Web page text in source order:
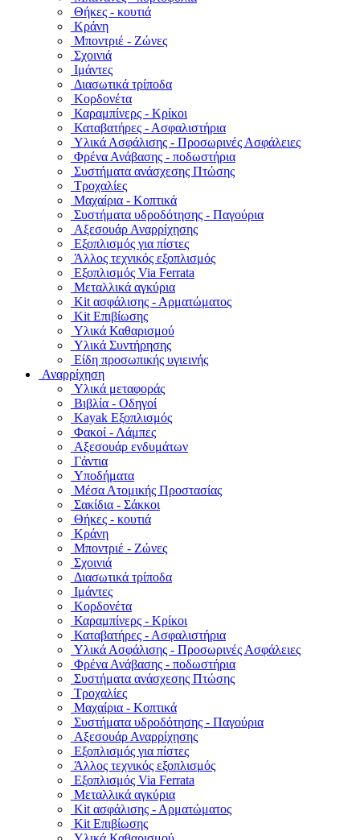
Θήκες - κουτιά
Κράνη
Μποντριέ - Ζώνες
Σχοινιά
Ιμάντες
Διασωτικά τρίποδα
Κορδονέτα
Καραμπίνερς - Κρίκοι
Καταβατήρες - Ασφαλιστήρια
Υλικά Ασφάλισης - Προσωρινές Ασφάλειες
Φρένα Ανάβασης - ποδωστήρια
Συστήματα ανάσχεσης Πτώσης
Τροχαλίες
Μαχαίρια - Κοπτικά
Συστήματα υδροδότησης - Παγούρια
Αξεσουάρ Αναρρίχησης
Εξοπλισμός για πίστες
Άλλος τεχνικός εξοπλισμός
Εξοπλισμός Via Ferrata
Μεταλλικά αγκύρια
Kit ασφάλισης - Αρματώματος
Kit Επιβίωσης
Υλικά Καθαρισμού
Υλικά Συντήρησης
Είδη προσωπικής υγιεινής
Αναρρίχηση
Υλικά μεταφοράς
Βιβλία - Οδηγοί
Kayak Εξοπλισμός
Φακοί - Λάμπες
Αξεσουάρ ενδυμάτων
Γάντια
Υποδήματα
Μέσα Ατομικής Προστασίας
Σακίδια - Σάκκοι
Θήκες - κουτιά
Κράνη
Μποντριέ - Ζώνες
Σχοινιά
Διασωτικά τρίποδα
Ιμάντες
Κορδονέτα
Καραμπίνερς - Κρίκοι
Καταβατήρες - Ασφαλιστήρια
Υλικά Ασφάλισης - Προσωρινές Ασφάλειες
Φρένα Ανάβασης - ποδωστήρια
Συστήματα ανάσχεσης Πτώσης
Τροχαλίες
Μαχαίρια - Κοπτικά
Συστήματα υδροδότησης - Παγούρια
Αξεσουάρ Αναρρίχησης
Εξοπλισμός για πίστες
Άλλος τεχνικός εξοπλισμός
Εξοπλισμός Via Ferrata
Μεταλλικά αγκύρια
Kit ασφάλισης - Αρματώματος
Kit Επιβίωσης